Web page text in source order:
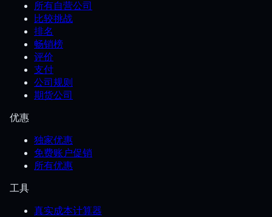
所有自营公司
比较挑战
排名
畅销榜
评价
支付
公司规则
期货公司
优惠
独家优惠
免费账户促销
所有优惠
工具
真实成本计算器